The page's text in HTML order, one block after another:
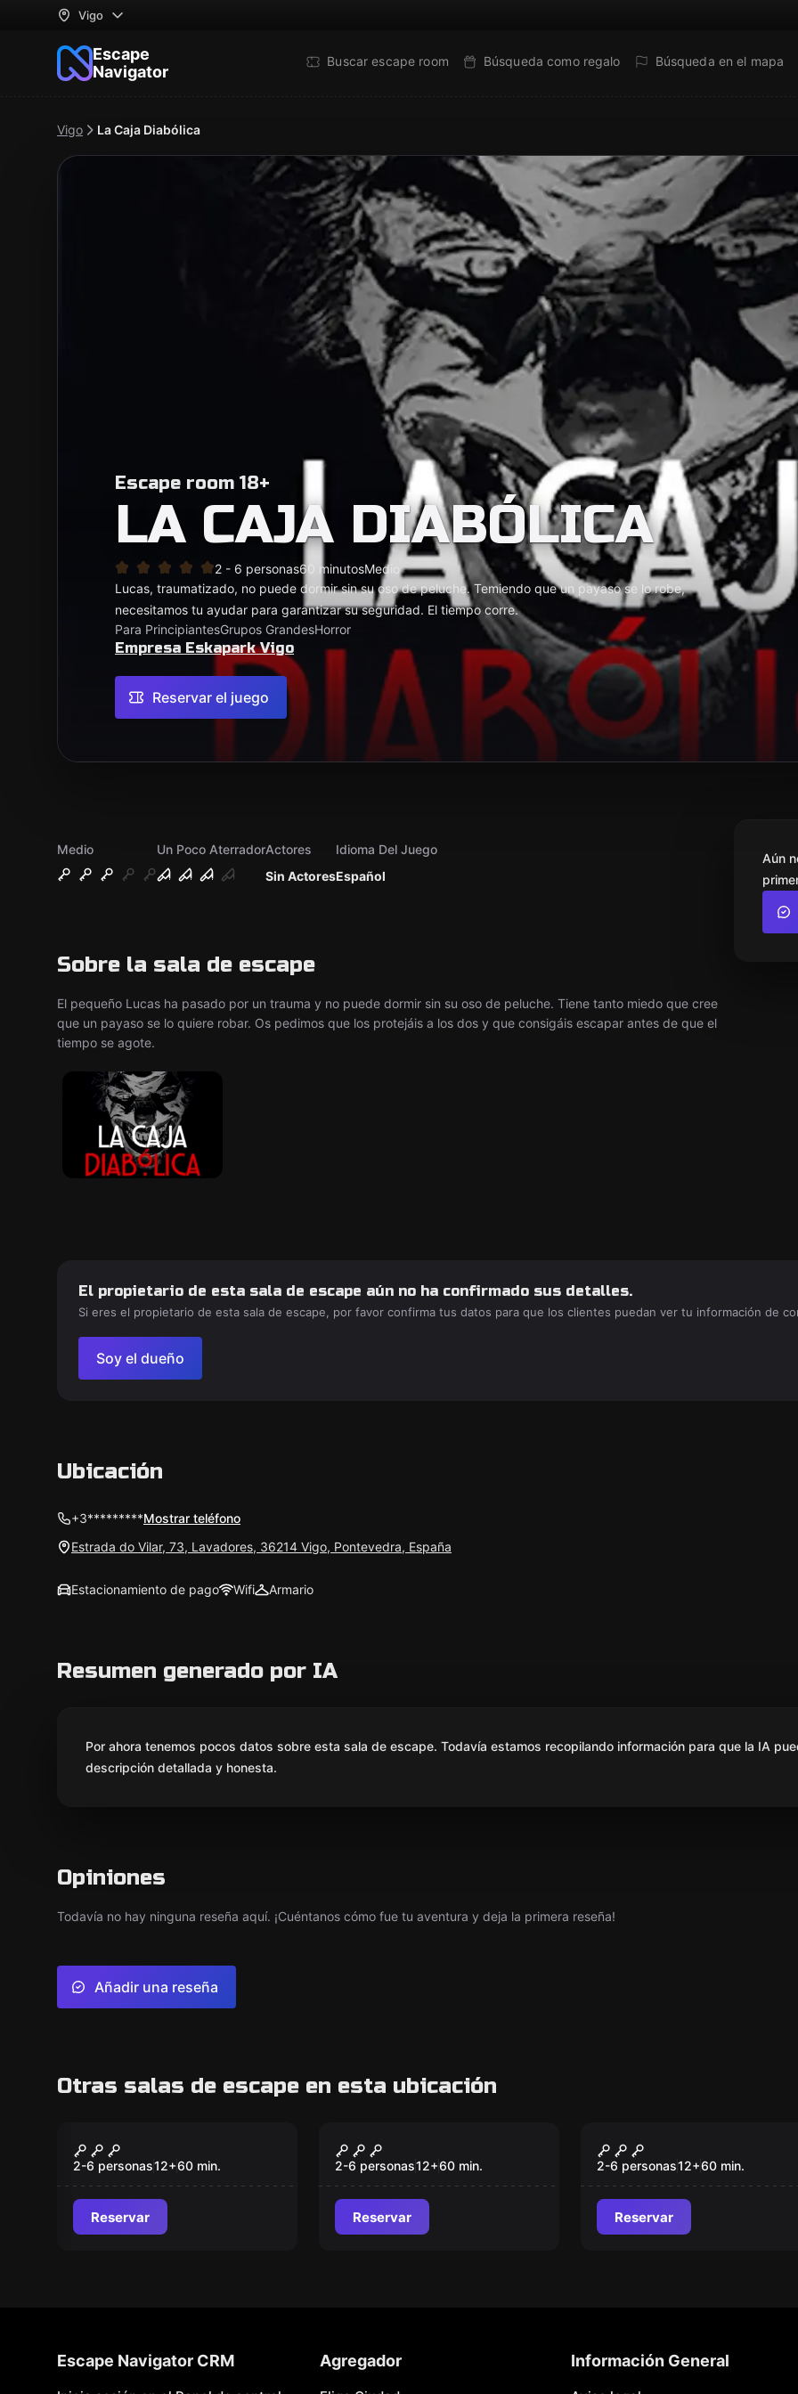
Vigo
Escape
Navigator
Buscar escape room Búsqueda como regalo Búsqueda en el mapa
Vigo La Caja Diabólica
Escape room 18+
LA CAJA DIABÓLICA
2 - 6 personas60 minutosMedio
Lucas, traumatizado, no puede dormir sin su oso de peluche. Temiendo que un payaso se lo robe,
necesitamos tu ayudar para garantizar su seguridad. El tiempo corre.
Para PrincipiantesGrupos GrandesHorror
Empresa Eskapark Vigo
Reservar el juego
Medio
Un Poco Aterrador
Sin Actores
Actores
Español
Idioma Del Juego
Sobre la sala de escape
El pequeño Lucas ha pasado por un trauma y no puede dormir sin su oso de peluche. Tiene tanto miedo que cree
que un payaso se lo quiere robar. Os pedimos que los protejáis a los dos y que consigáis escapar antes de que el
tiempo se agote.
Aún
El propietario de esta sala de escape aún no ha confirmado sus detalles.
Si eres el propietario de esta sala de escape, por favor confirma tus datos para que los clientes puedan ver tu información de
Soy el dueño
Ubicación
+3*********Mostrar teléfono
Estrada do Vilar, 73, Lavadores, 36214 Vigo, Pontevedra, España
Estacionamiento de pago Wifi Armario
Resumen generado por IA
Por ahora tenemos pocos datos sobre esta sala de escape. Todavía estamos recopilando información para que la IA
descripción detallada y honesta.
Opiniones
Todavía no hay ninguna reseña aquí. ¡Cuéntanos cómo fue tu aventura y deja la primera reseña!
Añadir una reseña
Otras salas de escape en esta ubicación
9º Pasaje
2-6 personas12+60 min.
Reservar
4º Elemento
2-6 personas12+60 min.
Reservar
Alkatraz Guantánamo
2-6 personas12+60 min.
Reservar
Escape Navigator CRM Agregador Información General